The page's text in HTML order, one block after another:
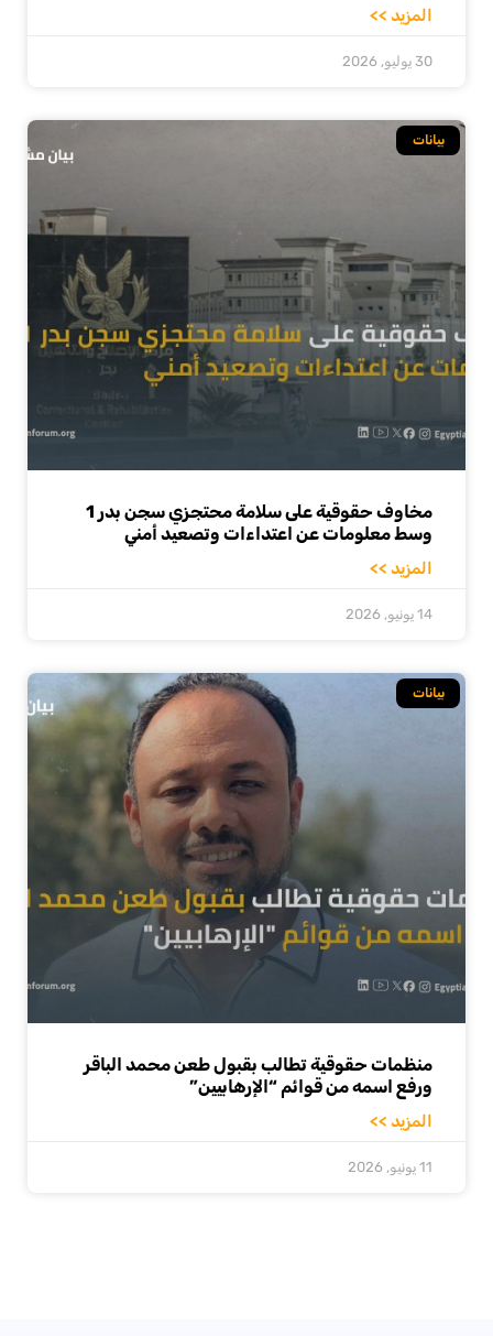
المزيد >>
30 يوليو, 2026
بيانات
مخاوف حقوقية على سلامة محتجزي سجن بدر 1
وسط معلومات عن اعتداءات وتصعيد أمني
المزيد >>
14 يونيو, 2026
بيانات
منظمات حقوقية تطالب بقبول طعن محمد الباقر
ورفع اسمه من قوائم “الإرهابيين”
المزيد >>
11 يونيو, 2026